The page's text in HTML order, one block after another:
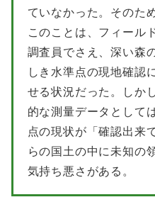
ていなかった。そのた
このことは、フィール
調査員でさえ、深い森
しき水準点の現地確認
せる状況だった。しか
的な測量データとして
点の現状が「確認出来
らの国土の中に未知の
気持ち悪さがある。